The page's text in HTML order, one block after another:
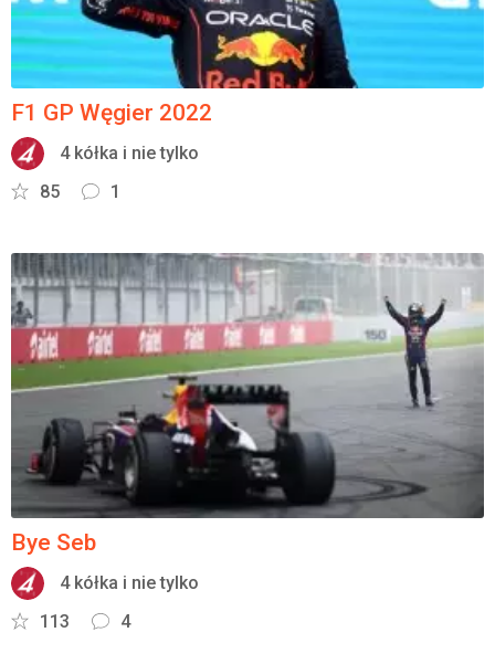
F1 GP Węgier 2022
4 kółka i nie tylko
85
1
Bye Seb
4 kółka i nie tylko
113
4